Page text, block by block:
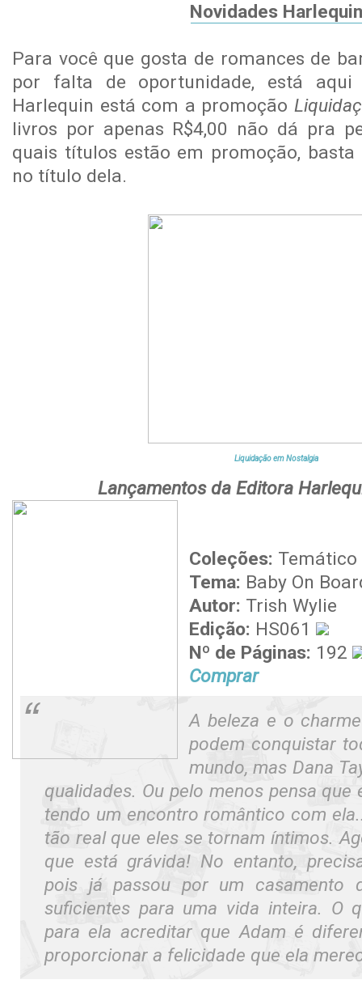
Novidades
Para você que gosta de romances de
por falta de oportunidade, está
Harlequin está com a promoção
livros por apenas R$4,00 não dá pra
quais títulos estão em promoção,
no título dela.
Liquidação em Nostalgia
Lançamentos da Editora
Coleções: Temático
Tema: Baby On
Autor: Trish Wylie
Edição: HS061
Nº de Páginas: 192
Comprar
A beleza e o
podem conquistar
mundo, mas Dana
qualidades. Ou pelo menos pensa que
tendo um encontro romântico com
tão real que eles se tornam íntimos.
que está grávida! No entanto,
pois já passou por um casamento
suficientes para uma vida inteira. O
para ela acreditar que Adam é
proporcionar a felicidade que ela